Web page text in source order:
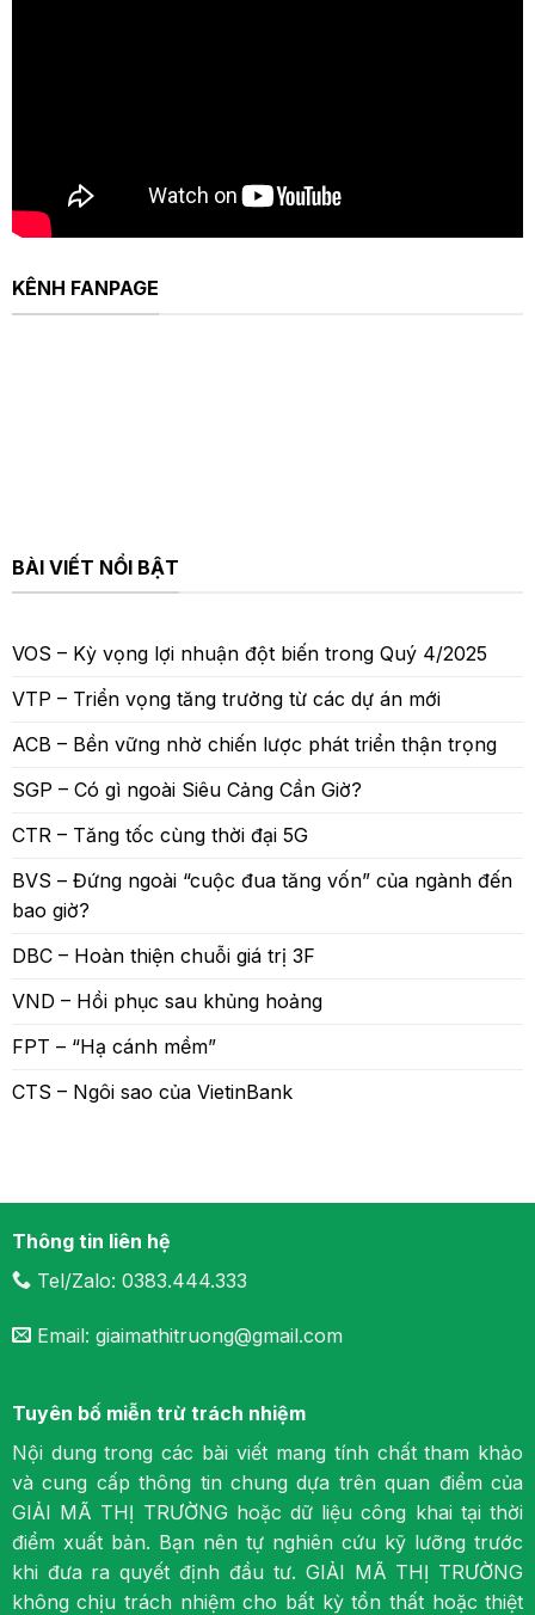
KÊNH FANPAGE
BÀI VIẾT NỔI BẬT
VOS – Kỳ vọng lợi nhuận đột biến trong Quý 4/2025
VTP – Triển vọng tăng trưởng từ các dự án mới
ACB – Bền vững nhờ chiến lược phát triển thận trọng
SGP – Có gì ngoài Siêu Cảng Cần Giờ?
CTR – Tăng tốc cùng thời đại 5G
BVS – Đứng ngoài “cuộc đua tăng vốn” của ngành đến
bao giờ?
DBC – Hoàn thiện chuỗi giá trị 3F
VND – Hồi phục sau khủng hoảng
FPT – “Hạ cánh mềm”
CTS – Ngôi sao của VietinBank
Thông tin liên hệ
Tel/Zalo: 0383.444.333
Email: giaimathitruong@gmail.com
Tuyên bố miễn trừ trách nhiệm
Nội dung trong các bài viết mang tính chất tham khảo
và cung cấp thông tin chung dựa trên quan điểm của
GIẢI MÃ THỊ TRƯỜNG hoặc dữ liệu công khai tại thời
điểm xuất bản. Bạn nên tự nghiên cứu kỹ lưỡng trước
khi đưa ra quyết định đầu tư. GIẢI MÃ THỊ TRƯỜNG
không chịu trách nhiệm cho bất kỳ tổn thất hoặc thiệt